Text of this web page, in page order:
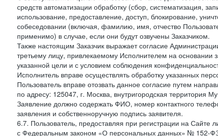
средств автоматизации обработку (сбор, систематизация,
использование, предоставление, доступ, блокирование,
собеседовании (включая, фамилию, имя, отчество
применимо) в случае, если они будут озвучены Заказчиком.
Также настоящим Заказчик выражает согласие
третьему лицу, привлекаемому Исполнителем на основании
указанной цели и с условием соблюдения
Исполнитель вправе осуществлять обработку указанных
Пользователь вправе отозвать данное согласие путем
по адресу: 125047, г. Москва, внутригородская территория
Заявление должно содержать ФИО, номер контактного
заявления и собственноручную подпись заявителя.
6.7. Пользователь, предоставляя при регистрации на
с Федеральным законом «О персональных данных» № 152-